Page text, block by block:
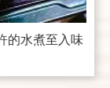
的水煮至入味